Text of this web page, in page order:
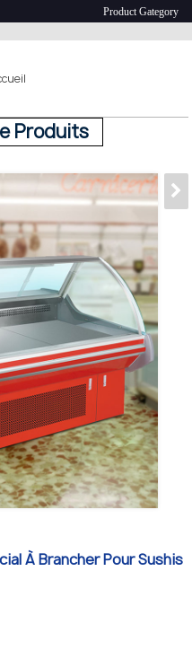
Produits
À Brancher Pour Sushis